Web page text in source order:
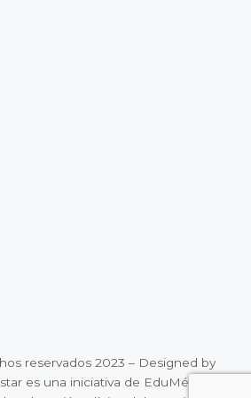
reservados 2023 – Designed by
es una iniciativa de EduMédica, la